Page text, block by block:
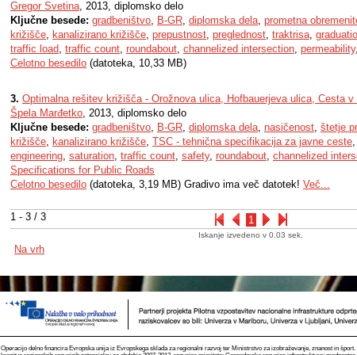
1 - 3 / 3 1
Gregor Svetina, 2013, diplomsko delo
Ključne besede: gradbeništvo, B-GR, diplomska dela, prometna
križišče, kanalizirano križišče, prepustnost, preglednost, traktrisa,
traffic load, traffic count, roundabout, channelized intersection, permeability
Celotno besedilo (datoteka, 10,33 MB)
3. Optimalna rešitev križišča - Orožnova ulica, Hofbauerjeva ulica, Cesta
Špela Marđetko, 2013, diplomsko delo
Ključne besede: gradbeništvo, B-GR, diplomska dela, nasičenost, štetje
križišče, kanalizirano križišče, TSC - tehnična specifikacija za javne ceste
engineering, saturation, traffic count, safety, roundabout, channelized
Specifications for Public Roads
Celotno besedilo (datoteka, 3,19 MB) Gradivo ima več datotek! Več...
Iskanje izvedeno v 0.03 sek.
Na vrh
Operacijo delno financira Evropska unija iz Evropskega sklada za regionalni razvoj ter Ministrstvo za izobraževanje, znanost in